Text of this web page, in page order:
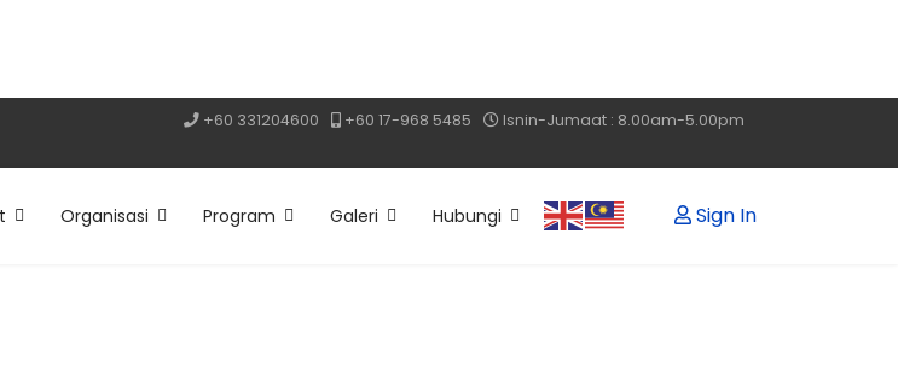
+60 331204600 +60 17-968 5485 Isnin-Jumaat : 8.00am-5.00pm
Organisasi Program Galeri Hubungi Sign In